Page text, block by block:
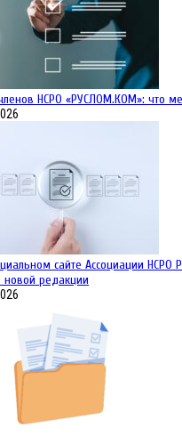
НСРО «РУСЛОМ.КОМ»: что
сайте Ассоциации
новой редакции